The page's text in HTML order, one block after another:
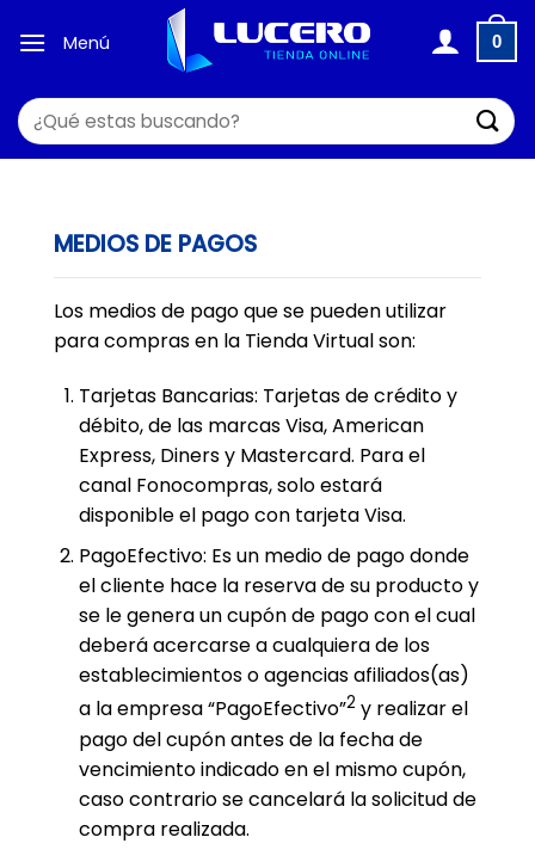
Menú 0
Buscar
por:
MEDIOS DE PAGOS
Los medios de pago que se pueden utilizar
para compras en la Tienda Virtual son:
Tarjetas Bancarias: Tarjetas de crédito y
débito, de las marcas Visa, American
Express, Diners y Mastercard. Para el
canal Fonocompras, solo estará
disponible el pago con tarjeta Visa.
PagoEfectivo: Es un medio de pago donde
el cliente hace la reserva de su producto y
se le genera un cupón de pago con el cual
deberá acercarse a cualquiera de los
establecimientos o agencias afiliados(as)
a la empresa “PagoEfectivo”2 y realizar el
pago del cupón antes de la fecha de
vencimiento indicado en el mismo cupón,
caso contrario se cancelará la solicitud de
compra realizada.